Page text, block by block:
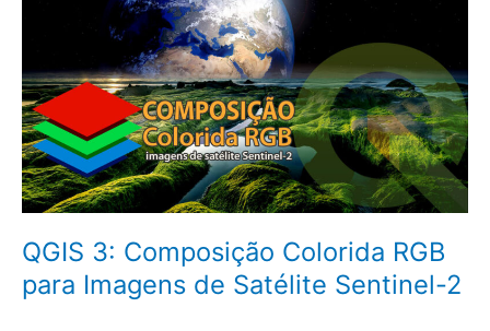
QGIS 3: Composição Colorida RGB
para Imagens de Satélite Sentinel-2
Imagens
de
Satélite
Sentinel-
2